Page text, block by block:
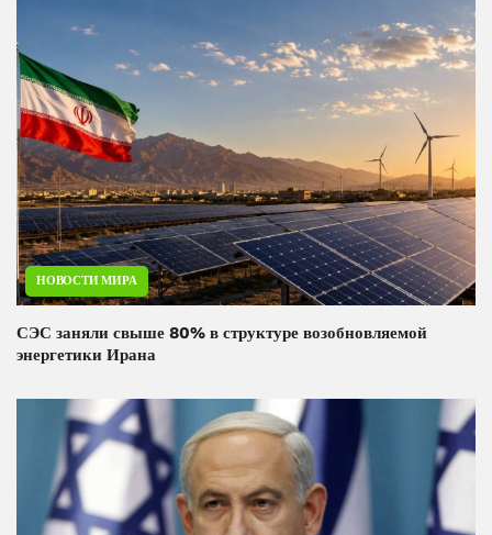
НОВОСТИ МИРА
СЭС заняли свыше 80% в структуре возобновляемой
энергетики Ирана